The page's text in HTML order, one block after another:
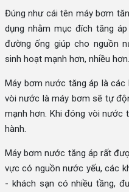
Đúng như cái tên máy bơm
dụng nhằm mục đích tăng
đường ống giúp cho nguồn
sinh hoạt mạnh hơn, nhiều hơn.
Máy bơm nước tăng áp là
vòi nước là máy bơm sẽ tự
mạnh hơn. Khi đóng vòi nước
hành.
Máy bơm nước tăng áp rất
vực có nguồn nước yếu, các
- khách sạn có nhiều tầng,